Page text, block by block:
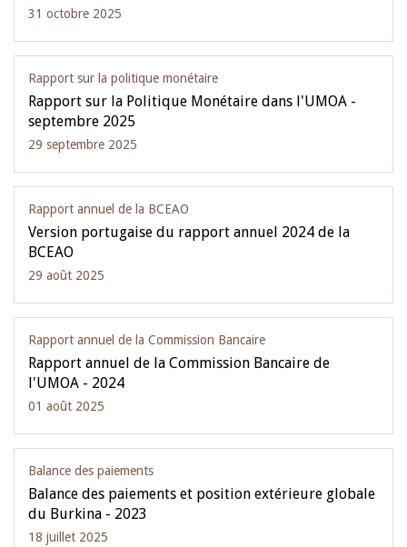
31 octobre 2025
Rapport sur la politique monétaire
Rapport sur la Politique Monétaire dans l'UMOA -
septembre 2025
29 septembre 2025
Rapport annuel de la BCEAO
Version portugaise du rapport annuel 2024 de la
BCEAO
29 août 2025
Rapport annuel de la Commission Bancaire
Rapport annuel de la Commission Bancaire de
l'UMOA - 2024
01 août 2025
Balance des paiements
Balance des paiements et position extérieure globale
du Burkina - 2023
18 juillet 2025